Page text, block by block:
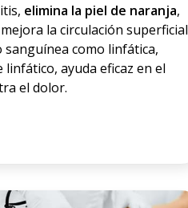
elimina la piel de naranja,
la circulación superficial
como linfática,
ayuda eficaz en el
el dolor.